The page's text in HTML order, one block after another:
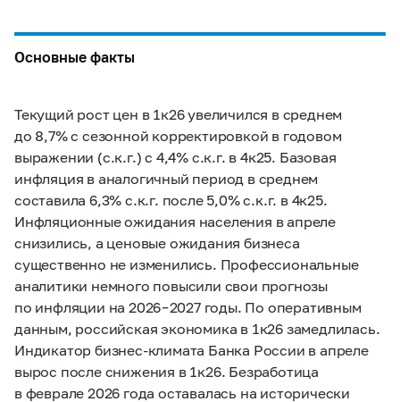
Основные факты
Текущий рост цен в 1к26 увеличился в среднем
до 8,7% с сезонной корректировкой в годовом
выражении (с.к.г.) с 4,4% с.к.г. в 4к25. Базовая
инфляция в аналогичный период в среднем
составила 6,3% с.к.г. после 5,0% с.к.г. в 4к25.
Инфляционные ожидания населения в апреле
снизились, а ценовые ожидания бизнеса
существенно не изменились. Профессиональные
аналитики немного повысили свои прогнозы
по инфляции на 2026 – 2027 годы. По оперативным
данным, российская экономика в 1к26 замедлилась.
Индикатор бизнес-климата Банка России в апреле
вырос после снижения в 1к26. Безработица
в феврале 2026 года оставалась на исторически